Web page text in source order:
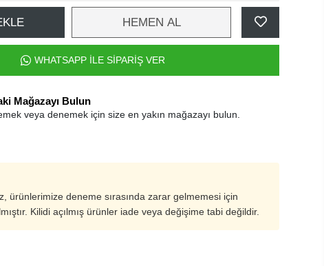
HEMEN AL
WHATSAPP İLE SİPARİŞ VER
Mağazayı Bulun
veya denemek için size en yakın mağazayı bulun.
ürünlerimize deneme sırasında zarar gelmemesi için
Kilidi açılmış ürünler iade veya değişime tabi değildir.